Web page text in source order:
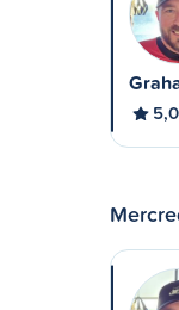
5,0